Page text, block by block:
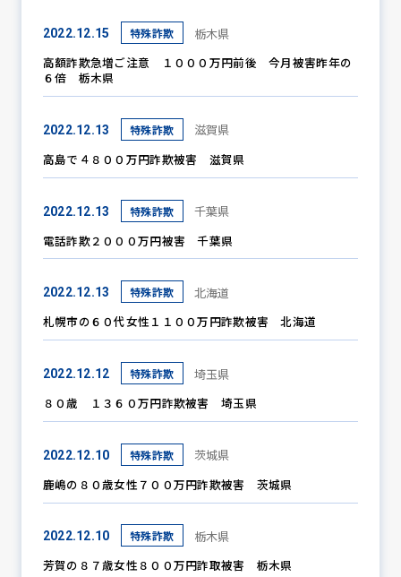
防犯活動ニュース
防犯パトロール
防犯セミナー
防犯対策情報
防犯協力会について
2022.12.15 特殊詐欺
栃木県
高額詐欺急増ご注意 １０００万円前後 今月被害昨年の
６倍 栃木県
2022.12.13 特殊詐欺
滋賀県
高島で４８００万円詐欺被害 滋賀県
2022.12.13 特殊詐欺
千葉県
電話詐欺２０００万円被害 千葉県
2022.12.13 特殊詐欺
北海道
札幌市の６０代女性１１００万円詐欺被害 北海道
2022.12.12 特殊詐欺
埼玉県
８０歳 １３６０万円詐欺被害 埼玉県
2022.12.10 特殊詐欺
茨城県
鹿嶋の８０歳女性７００万円詐欺被害 茨城県
2022.12.10 特殊詐欺
栃木県
芳賀の８７歳女性８００万円詐取被害 栃木県